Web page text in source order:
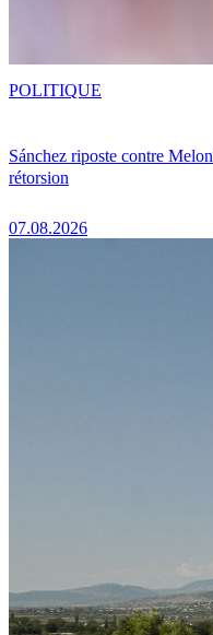
Sánchez riposte contre
rétorsion
07.08.2026
POLITIQUE